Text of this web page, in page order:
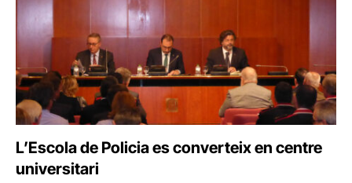
L’Escola de Policia es converteix en centre
universitari